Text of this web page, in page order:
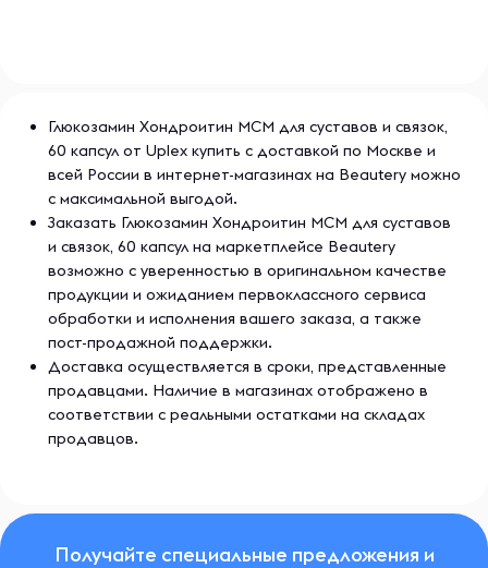
Глюкозамин Хондроитин МСМ для суставов и связок,
60 капсул от Uplex купить с доставкой по Москве и
всей России в интернет-магазинах на Beautery можно
с максимальной выгодой.
Заказать Глюкозамин Хондроитин МСМ для суставов
и связок, 60 капсул на маркетплейсе Beautery
возможно с уверенностью в оригинальном качестве
продукции и ожиданием первоклассного сервиса
обработки и исполнения вашего заказа, а также
пост-продажной поддержки.
Доставка осуществляется в сроки, представленные
продавцами. Наличие в магазинах отображено в
соответствии с реальными остатками на складах
продавцов.
Получайте специальные предложения и